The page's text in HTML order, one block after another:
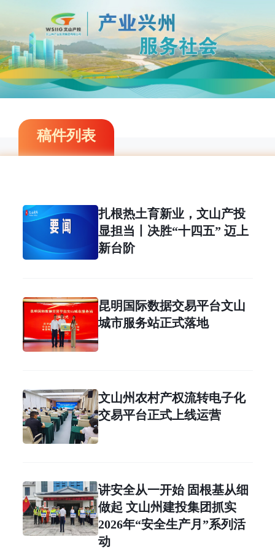
稿件列表
扎根热土育新业，文山产投
显担当丨决胜“十四五” 迈上
新台阶
昆明国际数据交易平台文山
城市服务站正式落地
文山州农村产权流转电子化
交易平台正式上线运营
讲安全从一开始 固根基从细
做起 文山州建投集团抓实
2026年“安全生产月”系列活
动